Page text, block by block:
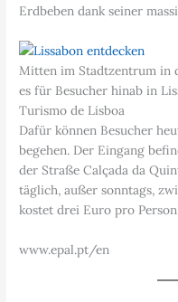
Erdbeben dank seiner
Mitten im Stadtzentrum in
es für Besucher hinab in
Turismo de Lisboa
Dafür können Besucher
begehen. Der Eingang
der Straße Calçada da
täglich, außer sonntags,
kostet drei Euro pro
www.epal.pt/en